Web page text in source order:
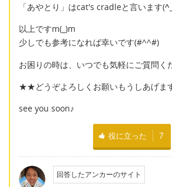
「あやとり」はcat's cradleと言います(
以上ですm(_)m
少しでも参考になれば幸いです(#^^#)
お困りの時は、いつでも気軽にご質問く
★★どうぞよろしくお願いもうしあげ
see you soon♪
役に立った 7
回答したアンカーのサイト